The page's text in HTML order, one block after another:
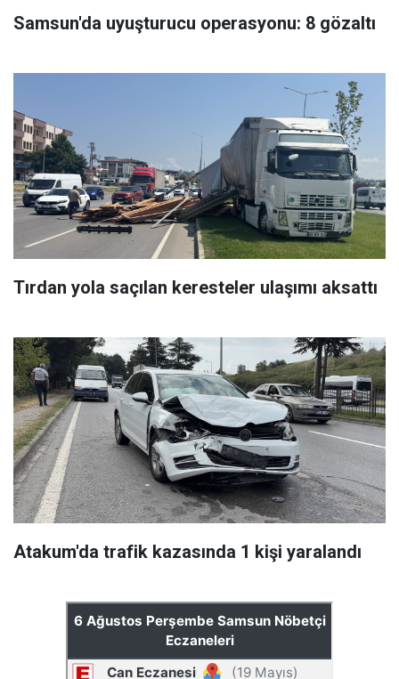
Samsun'da uyuşturucu operasyonu: 8 gözaltı
Tırdan yola saçılan keresteler ulaşımı aksattı
Atakum'da trafik kazasında 1 kişi yaralandı